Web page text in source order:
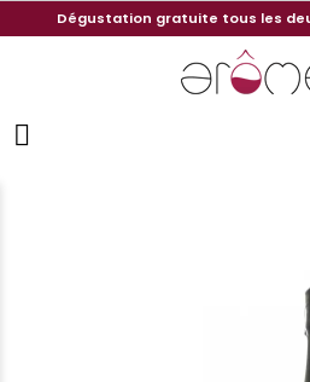
Dégustation gratuite tous les